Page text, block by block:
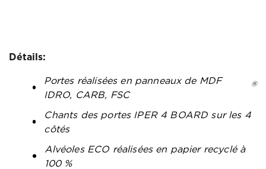
Détails:
Portes réalisées en panneaux de MDF
IDRO, CARB, FSC
®
Chants des portes IPER 4 BOARD sur les 4
côtés
Alvéoles ECO réalisées en papier recyclé à
100 %